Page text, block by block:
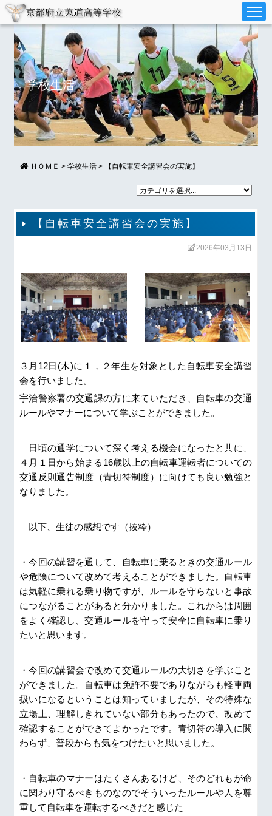
学校生活
ＨＯＭＥ > 学校生活 > 【自転車安全講習会の実施】
【自転車安全講習会の実施】
2026年03月13日
３月 12日 (木)に１，２年生を対象とした自転車安全講習
会を行いました。
宇治警察署の交通課の方に来ていただき、自転車の交通
ルールやマナーについて学ぶことができました。
日頃の通学について深く考える機会になったと共に、
４月１日から始まる 16歳以上の自転車運転者についての
交通反則通告制度（青切符制度）に向けても良い勉強と
なりました。
以下、生徒の感想です（抜粋）
・今回の講習を通して、自転車に乗るときの交通ルール
や危険について改めて考えることができました。自転車
は気軽に乗れる乗り物ですが、ルールを守らないと事故
につながることがあると分かりました。これからは周囲
をよく確認し、交通ルールを守って安全に自転車に乗り
たいと思います。
・今回の講習会で改めて交通ルールの大切さを学ぶこと
ができました。自転車は免許不要でありながらも軽車両
扱いになるということは知っていましたが、その特殊な
立場上、理解しきれていない部分もあったので、改めて
確認することができてよかったです。青切符の導入に関
わらず、普段からも気をつけたいと思いました。
・自転車のマナーはたくさんあるけど、そのどれもが命
に関わり守るべきものなのでそういったルールや人を尊
重して自転車を運転するべきだと感じた